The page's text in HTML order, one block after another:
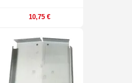
10,75 €